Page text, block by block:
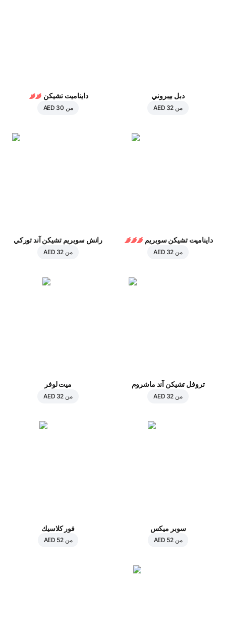
دبل بيبروني
من AED 32
دايناميت تشيكن
من AED 30
دايناميت تشيكن سوبريم
من AED 32
رانش سوبريم تشيكن آند توركي
من AED 32
تروفل تشيكن آند ماشروم
من AED 32
ميت لوفر
من AED 32
سوبر ميكس
منAED 52
فور كلاسيك
منAED 52